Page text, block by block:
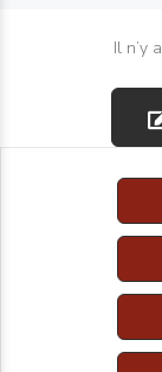
Il n’y